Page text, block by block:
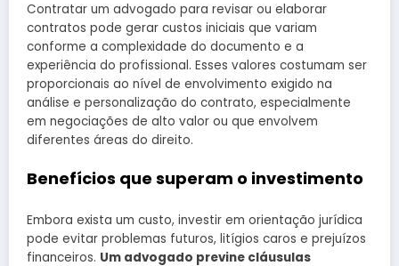
Contratar um advogado para revisar ou elaborar
contratos pode gerar custos iniciais que variam
conforme a complexidade do documento e a
experiência do profissional. Esses valores costumam ser
proporcionais ao nível de envolvimento exigido na
análise e personalização do contrato, especialmente
em negociações de alto valor ou que envolvem
diferentes áreas do direito.
Benefícios que superam o investimento
Embora exista um custo, investir em orientação jurídica
pode evitar problemas futuros, litígios caros e prejuízos
financeiros. Um advogado previne cláusulas